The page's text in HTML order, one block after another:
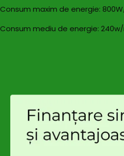
Consum maxim de energie:
Consum mediu de energie: 240w/